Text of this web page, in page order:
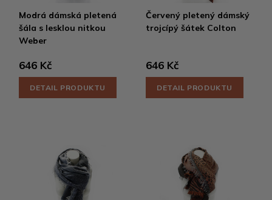
Modrá dámská pletená
šála s lesklou nitkou
Weber
646 Kč
DETAIL PRODUKTU
Červený pletený dámský
trojcípý šátek Colton
646 Kč
DETAIL PRODUKTU